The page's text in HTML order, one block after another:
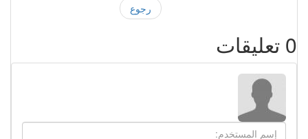
رجوع
0تعليقات